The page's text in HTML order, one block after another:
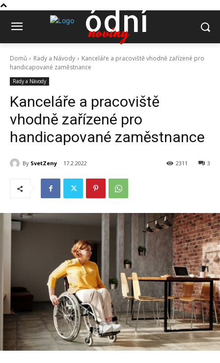
ódní
noviny
Domů Rady a Návody
Kanceláře a pracoviště vhodně zařízené pro
handicapované zaměstnance
Rady a Návody
Kanceláře a pracoviště
vhodně zařízené pro
handicapované zaměstnance
By SvetZeny 17.2.2022 3
2311